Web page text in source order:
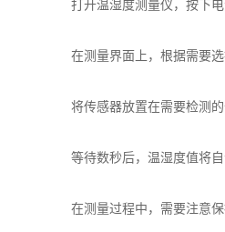
打开温湿度测量仪，按下电
在测量界面上，根据需要选
将传感器放置在需要检测的
等待数秒后，温湿度值将自
在测量过程中，需要注意保